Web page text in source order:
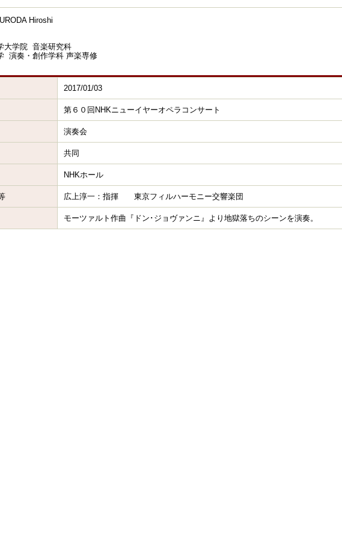
Hiroshi
大学院 音楽研究科
演奏・創作学科 声楽専修
2017/01/03
第６０回NHKニューイヤーオペラコンサート
演奏会
共同
NHKホール
広上淳一：指揮 東京フィルハーモニー交響楽団
モーツァルト作曲『ドン･ジョヴァンニ』より地獄落ちのシーンを演奏。